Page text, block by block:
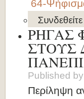
64-
Συνδεθείτε
ΡΗΓΑΣ
ΣΤΟΥΣ
Published by
Περίληψη